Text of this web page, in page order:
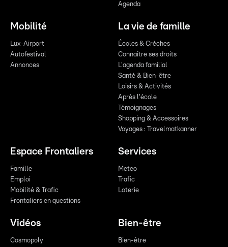
Agenda
Mobilité
Lux-Airport
Autofestival
Annonces
La vie de famille
Écoles & Crèches
Connaître ses droits
L'agenda familial
Santé & Bien-être
Loisirs & Activités
Après l'école
Témoignages
Shopping & Accessoires
Voyages : Travelmatkanner
Espace Frontaliers
Famille
Emploi
Mobilité & Trafic
Frontaliers en questions
Services
Meteo
Trafic
Loterie
Vidéos
Cosmopoly
Bien-être
Bien-être